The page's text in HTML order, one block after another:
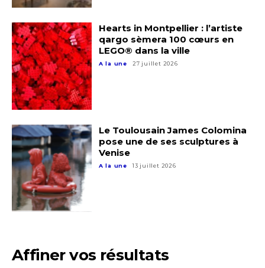
Adresse email*
Hearts in Montpellier : l’artiste
qargo sèmera 100 cœurs en
LEGO® dans la ville
A la une 27 juillet 2026
Le Toulousain James Colomina
pose une de ses sculptures à
Venise
A la une 13 juillet 2026
Affiner vos résultats